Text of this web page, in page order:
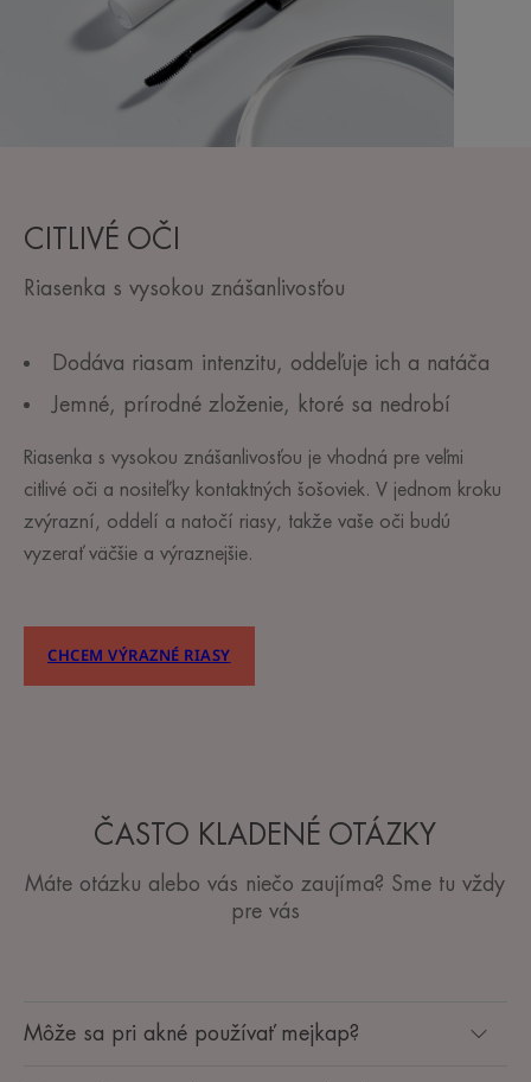
CITLIVÉ OČI
Riasenka s vysokou znášanlivosťou
Dodáva riasam intenzitu, oddeľuje ich a natáča
Jemné, prírodné zloženie, ktoré sa nedrobí
Riasenka s vysokou znášanlivosťou je vhodná pre veľmi
citlivé oči a nositeľky kontaktných šošoviek. V jednom kroku
zvýrazní, oddelí a natočí riasy, takže vaše oči budú
vyzerať väčšie a výraznejšie.
CHCEM VÝRAZNÉ RIASY
ČASTO KLADENÉ OTÁZKY
Máte otázku alebo vás niečo zaujíma? Sme tu vždy
pre vás
Môže sa pri akné používať mejkap?